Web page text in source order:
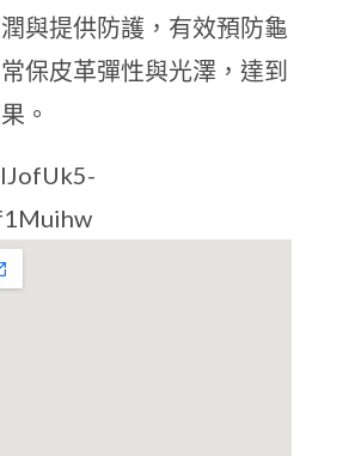
與提供防護，有效預防龜
保皮革彈性與光澤，達到
。